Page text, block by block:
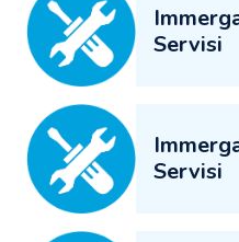
Servisi
Servisi